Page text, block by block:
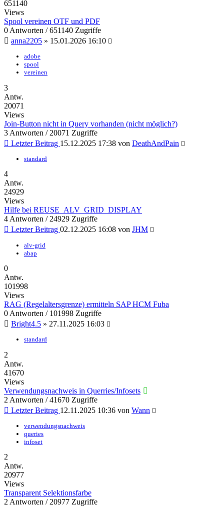
651140
Views
Spool vereinen OTF und PDF
0 Antworten / 651140 Zugriffe
anna2205 » 15.01.2026 16:10
adobe
spool
vereinen
3
Antw.
20071
Views
Join-Button nicht in Query vorhanden (nicht möglich?)
3 Antworten / 20071 Zugriffe
Letzter Beitrag 15.12.2025 17:38 von DeathAndPain
standard
4
Antw.
24929
Views
Hilfe bei REUSE_ALV_GRID_DISPLAY
4 Antworten / 24929 Zugriffe
Letzter Beitrag 02.12.2025 16:08 von JHM
alv-grid
abap
0
Antw.
101998
Views
RAG (Regelaltersgrenze) ermitteln SAP HCM Fuba
0 Antworten / 101998 Zugriffe
Bright4.5 » 27.11.2025 16:03
standard
2
Antw.
41670
Views
Verwendungsnachweis in Querries/Infosets
2 Antworten / 41670 Zugriffe
Letzter Beitrag 12.11.2025 10:36 von Wann
verwendungsnachweis
queries
infoset
2
Antw.
20977
Views
Transparent Selektionsfarbe
2 Antworten / 20977 Zugriffe